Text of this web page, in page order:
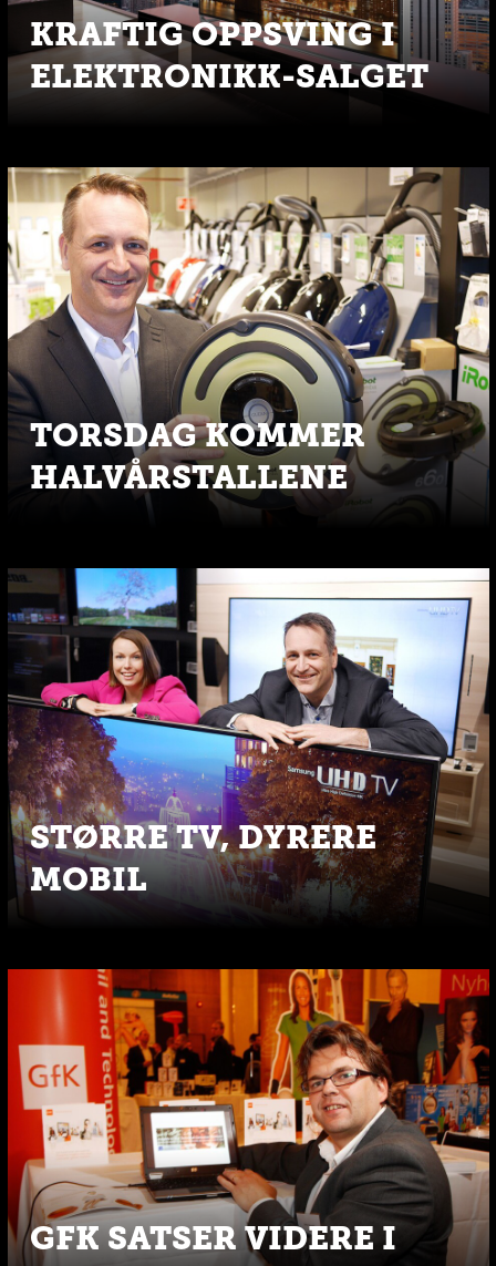
KRAFTIG OPPSVING I
ELEKTRONIKK-SALGET
TORSDAG KOMMER
HALVÅRSTALLENE
STØRRE TV, DYRERE
MOBIL
GFK SATSER VIDERE I